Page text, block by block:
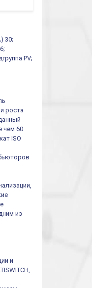
30;
PV;
роста
чем 60
ISO
из
и